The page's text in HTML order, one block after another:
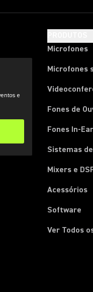
e
Microfones
Microfones
Fones de
Fones In-Ear
Sistemas
Mixers e
Acessórios
Software
Ver Todos